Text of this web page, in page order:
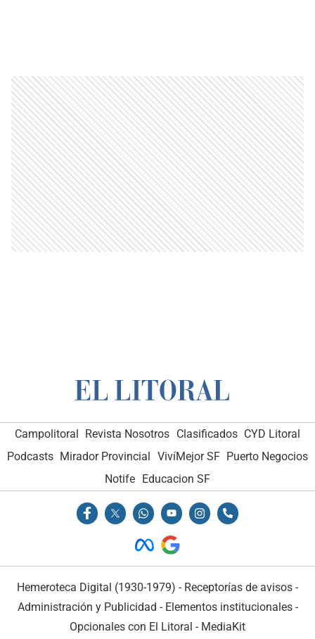
Campolitoral Revista Nosotros Clasificados CYD Litoral
Podcasts Mirador Provincial VivíMejor SF Puerto Negocios
Notife Educacion SF
Hemeroteca Digital (1930-1979) - Receptorías de avisos -
Administración y Publicidad - Elementos institucionales-
Opcionales con El Litoral - MediaKit